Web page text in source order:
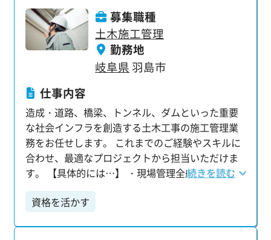
サポート業務を通して、現場や仕事の流れをじっ
くり学べます。 将来的には、プロジェクト全体の
進行管理を担うプロを目指せるチャンスです。 大
手・優良企業のビッグプロジェクトに多数携われ
るのも魅力です。 【未経験者も安心！充実のサポ
ート体制】 「建設業界は初めて…」という方もご
安心ください。 当社は毎年約2000名の未経験者を
採用しており、育成体制には自信があります。 ほ
ぼ100％WEBでのリモート研修：タブレット支給
で、建設業界の基礎知識、業界用語、ビジネスマ
ナー、最先端システムまで幅広く学べます。 マン
ツーマンのフォロー担当：仕事の不安やキャリア
の希望など、専任の担当が徹底的にサポートしま
す。 【プライベートも充実！理想のワークライフ
募集職種
土木施工管理
勤務地
岐阜県 羽島市
仕事内容
造成・道路、橋梁、トンネル、ダムといった重要
な社会インフラを創造する土木工事の施工管理業
務をお任せします。 これまでのご経験やスキルに
合わせ、最適なプロジェクトから担当いただけま
す。 【具体的には…】 ・現場管理全般（原価、工
程、安全、品質） ・見積・積算業務 ・各施工業者
との調整・打ち合わせ ・各種書類作成 【施工管理
続きを読む
資格を活かす